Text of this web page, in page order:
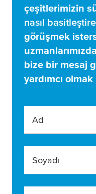
çeşitlerimizin
nasıl
görüşmek
bize bir mesaj
yardımcı
Ad
Soyadı